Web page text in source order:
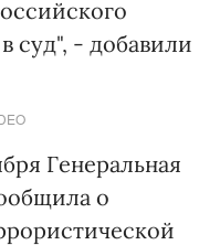
суд", - добавили
Генеральная
о